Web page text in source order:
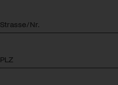
Strasse/Nr.
PLZ